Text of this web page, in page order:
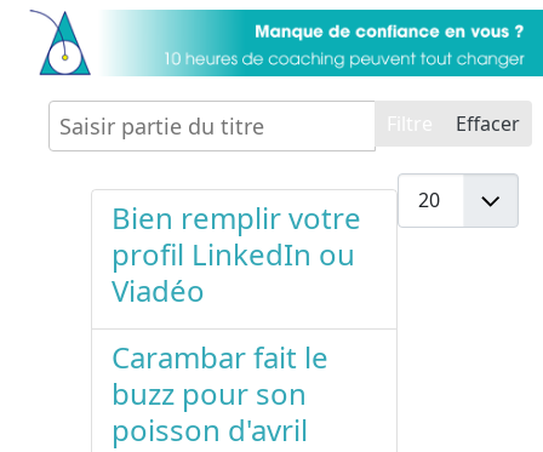
Saisir partie du titre Effacer
Affichage #
Bien remplir votre
profil LinkedIn ou
Viadéo
Carambar fait le
buzz pour son
poisson d'avril